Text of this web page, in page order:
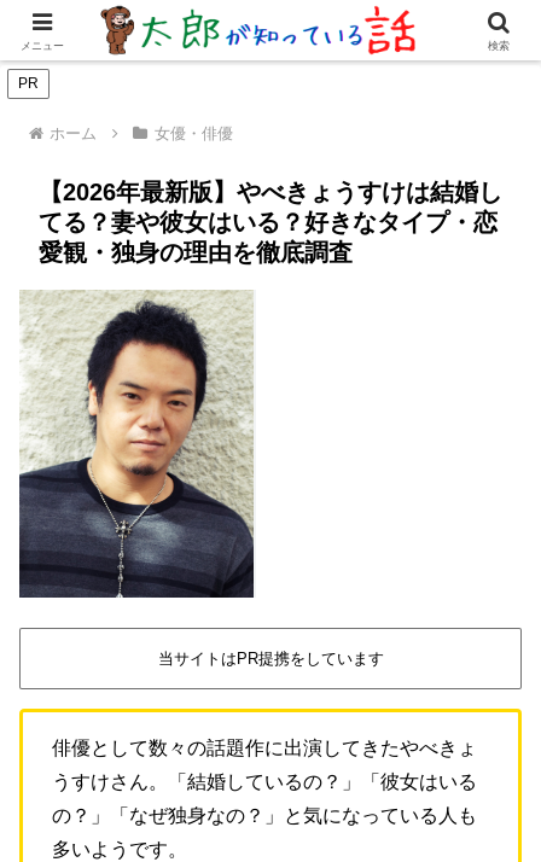
女優・俳優 有名人 youtuber 歌手・グループ ドラマ・
PR
ホーム 女優・俳優
【2026年最新版】やべきょうすけは結婚し
てる？妻や彼女はいる？好きなタイプ・恋
愛観・独身の理由を徹底調査
当サイトはPR提携をしています
俳優として数々の話題作に出演してきたやべきょ
うすけさん。「結婚しているの？」「彼女はいる
の？」「なぜ独身なの？」と気になっている人も
多いようです。
メニュー 検索